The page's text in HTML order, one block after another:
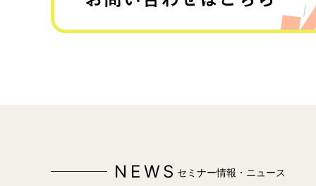
NEWS セミナー情報・ニュース